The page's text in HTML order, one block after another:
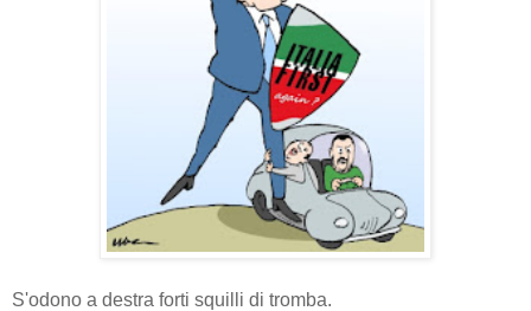
S'odono a destra forti squilli di tromba.